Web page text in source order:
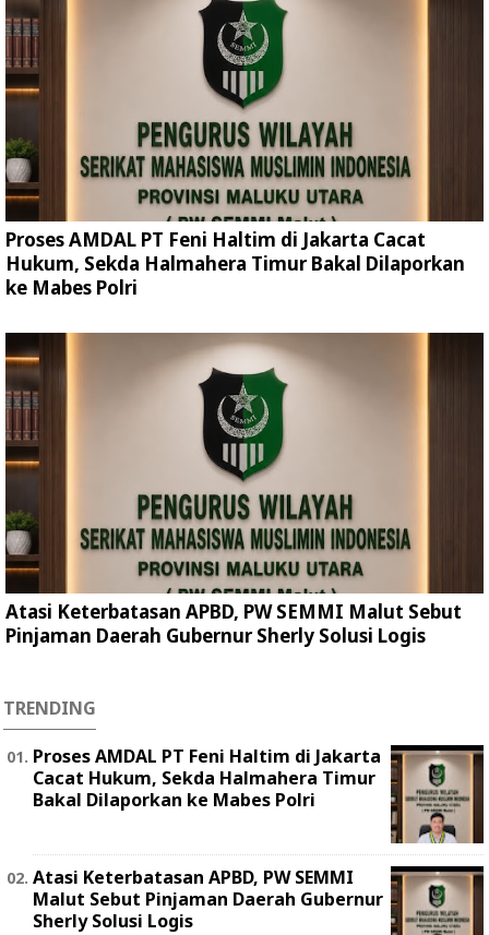
Proses AMDAL PT Feni Haltim di Jakarta Cacat
Hukum, Sekda Halmahera Timur Bakal Dilaporkan
ke Mabes Polri
Atasi Keterbatasan APBD, PW SEMMI Malut Sebut
Pinjaman Daerah Gubernur Sherly Solusi Logis
TRENDING
Proses AMDAL PT Feni Haltim di Jakarta
Cacat Hukum, Sekda Halmahera Timur
Bakal Dilaporkan ke Mabes Polri
Atasi Keterbatasan APBD, PW SEMMI
Malut Sebut Pinjaman Daerah Gubernur
Sherly Solusi Logis